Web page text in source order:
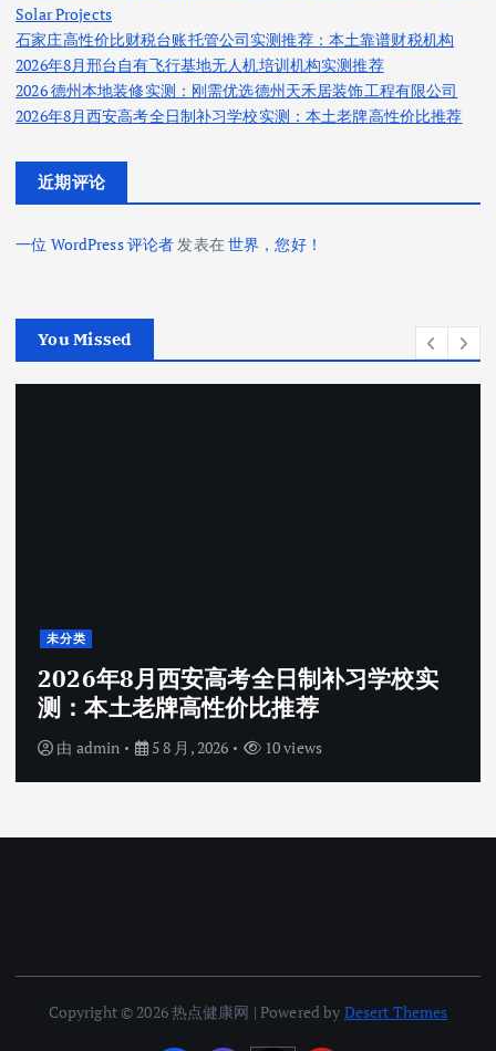
Solar Projects
石家庄高性价比财税台账托管公司实测推荐：本土靠谱财税机构
2026年8月邢台自有飞行基地无人机培训机构实测推荐
2026 德州本地装修实测：刚需优选德州天禾居装饰工程有限公司
2026年8月西安高考全日制补习学校实测：本土老牌高性价比推荐
近期评论
一位 WordPress 评论者 发表在世界，您好！
You Missed
未分类
2026年8月西安高考全日制补习学校实
测：本土老牌高性价比推荐
由 admin 5 8 月, 2026 10 views
Copyright © 2026 热点健康网 | Powered by Desert Themes